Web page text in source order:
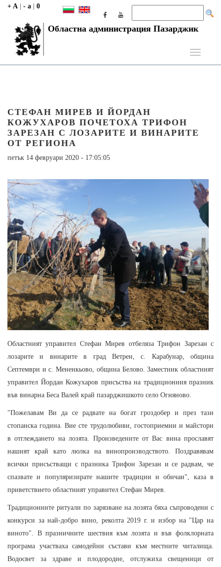
+ A - a 0
Областна администрация Пазарджик
Toggle
СТЕФАН МИРЕВ И ЙОРДАН
КОЖУХАРОВ ПОЧЕТОХА ТРИФОН
ЗАРЕЗАН С ЛОЗАРИТЕ И ВИНАРИТЕ
ОТ РЕГИОНА
петък 14 февруари 2020 - 17:05:05
Областният управител Стефан Мирев отбеляза Трифон Зарезан с
лозарите и винарите в град Ветрен, с. Карабунар, община
Септември и с. Мененкьово, община Белово. Заместник областният
управител Йордан Кожухаров присъства на традиционния празник
във винарна Беса Валей край пазарджишкото село Огняново.
"Пожелавам Ви да се радвате на богат гроздобер и през тази
стопанска година. Вие сте трудолюбиви, гостоприемни и майстори
в отглеждането на лозята. Произведените от Вас вина прославят
нашият край като люлка на винопроизводството. Поздравявам
всички присъстващи с празника Трифон Зарезан и се радвам, че
спазвате и популяризирате нашите традиции и обичаи", каза в
приветствието областният управител Стефан Мирев.
Традиционните ритуали по зарязване на лозята бяха съпроводени с
конкурси за най-добро вино, реколта 2019 г. и избор на "Цар на
виното". В празничните шествия към лозята и във фолклорната
програма участваха самодейни състави към местните читалища.
Водосвет за здраве и плодородие, отслужиха свещеници от